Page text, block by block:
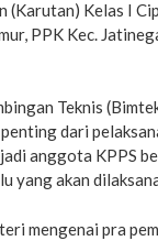
(Karutan) Kelas I
PPK Kec.
Teknis
dari
anggota KPPS
yang akan
mengenai pra